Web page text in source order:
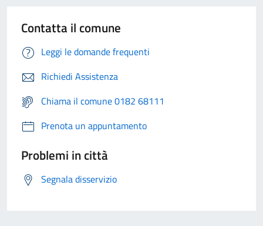
Contatta il comune
Leggi le domande frequenti
Richiedi Assistenza
Chiama il comune 0182 68111
Prenota un appuntamento
Problemi in città
Segnala disservizio